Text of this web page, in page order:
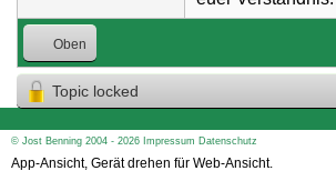
Oben
Topic locked
© Jost Benning 2004 - 2026 Impressum Datenschutz
App-Ansicht, Gerät drehen für Web-Ansicht.